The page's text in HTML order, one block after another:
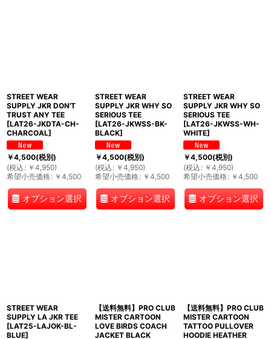
STREET WEAR
SUPPLY JKR DON'T
TRUST ANY TEE
[LAT26-JKDTA-CH-
CHARCOAL]
￥4,500(税別)
(税込 : ￥ 4,950)
希望小売価格: ￥ 4,500
オプション選択
STREET WEAR
SUPPLY JKR WHY SO
SERIOUS TEE
[LAT26-JKWSS-BK-
BLACK]
￥4,500(税別)
(税込 : ￥ 4,950)
希望小売価格: ￥ 4,500
オプション選択
STREET WEAR
SUPPLY JKR WHY SO
SERIOUS TEE
[LAT26-JKWSS-WH-
WHITE]
￥4,500(税別)
(税込 : ￥ 4,950)
希望小売価格: ￥ 4,500
オプション選択
STREET WEAR
SUPPLY LA JKR TEE
[LAT25-LAJOK-BL-
BLUE]
【送料無料】PRO CLUB
MISTER CARTOON
LOVE BIRDS COACH
JACKET BLACK
【送料無料】PRO CLUB
MISTER CARTOON
TATTOO PULLOVER
HOODIE HEATHER